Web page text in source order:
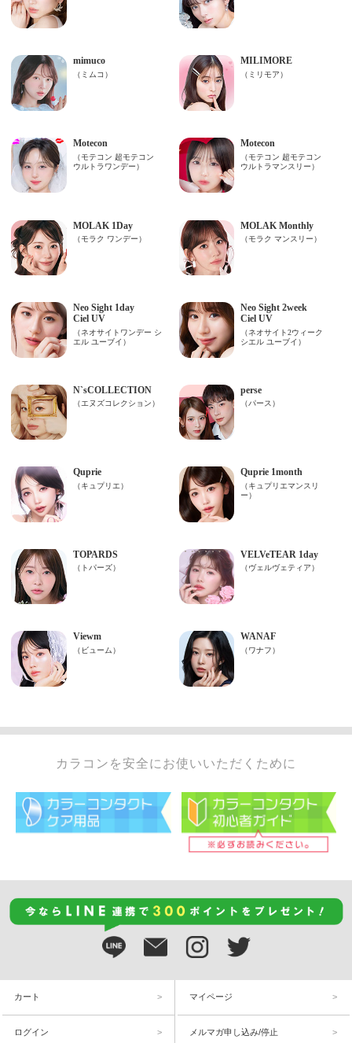
カラコンを安全にお使いいただくために
カート マイページ
ログイン メルマガ申し込み/停止